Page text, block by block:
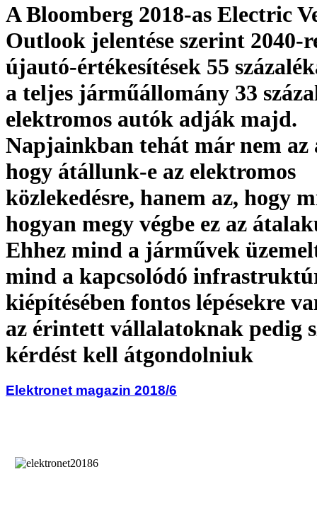
A Bloomberg 2018-as Electric
Outlook jelentése szerint 2040-
újautó-értékesítések 55
a teljes járműállomány 33
elektromos autók adják majd.
Napjainkban tehát már nem az
hogy átállunk-e az elektromos
közlekedésre, hanem az, hogy
hogyan megy végbe ez az
Ehhez mind a járművek
mind a kapcsolódó
kiépítésében fontos lépésekre
az érintett vállalatoknak pedig
kérdést kell átgondolniuk
Elektronet magazin 2018/6